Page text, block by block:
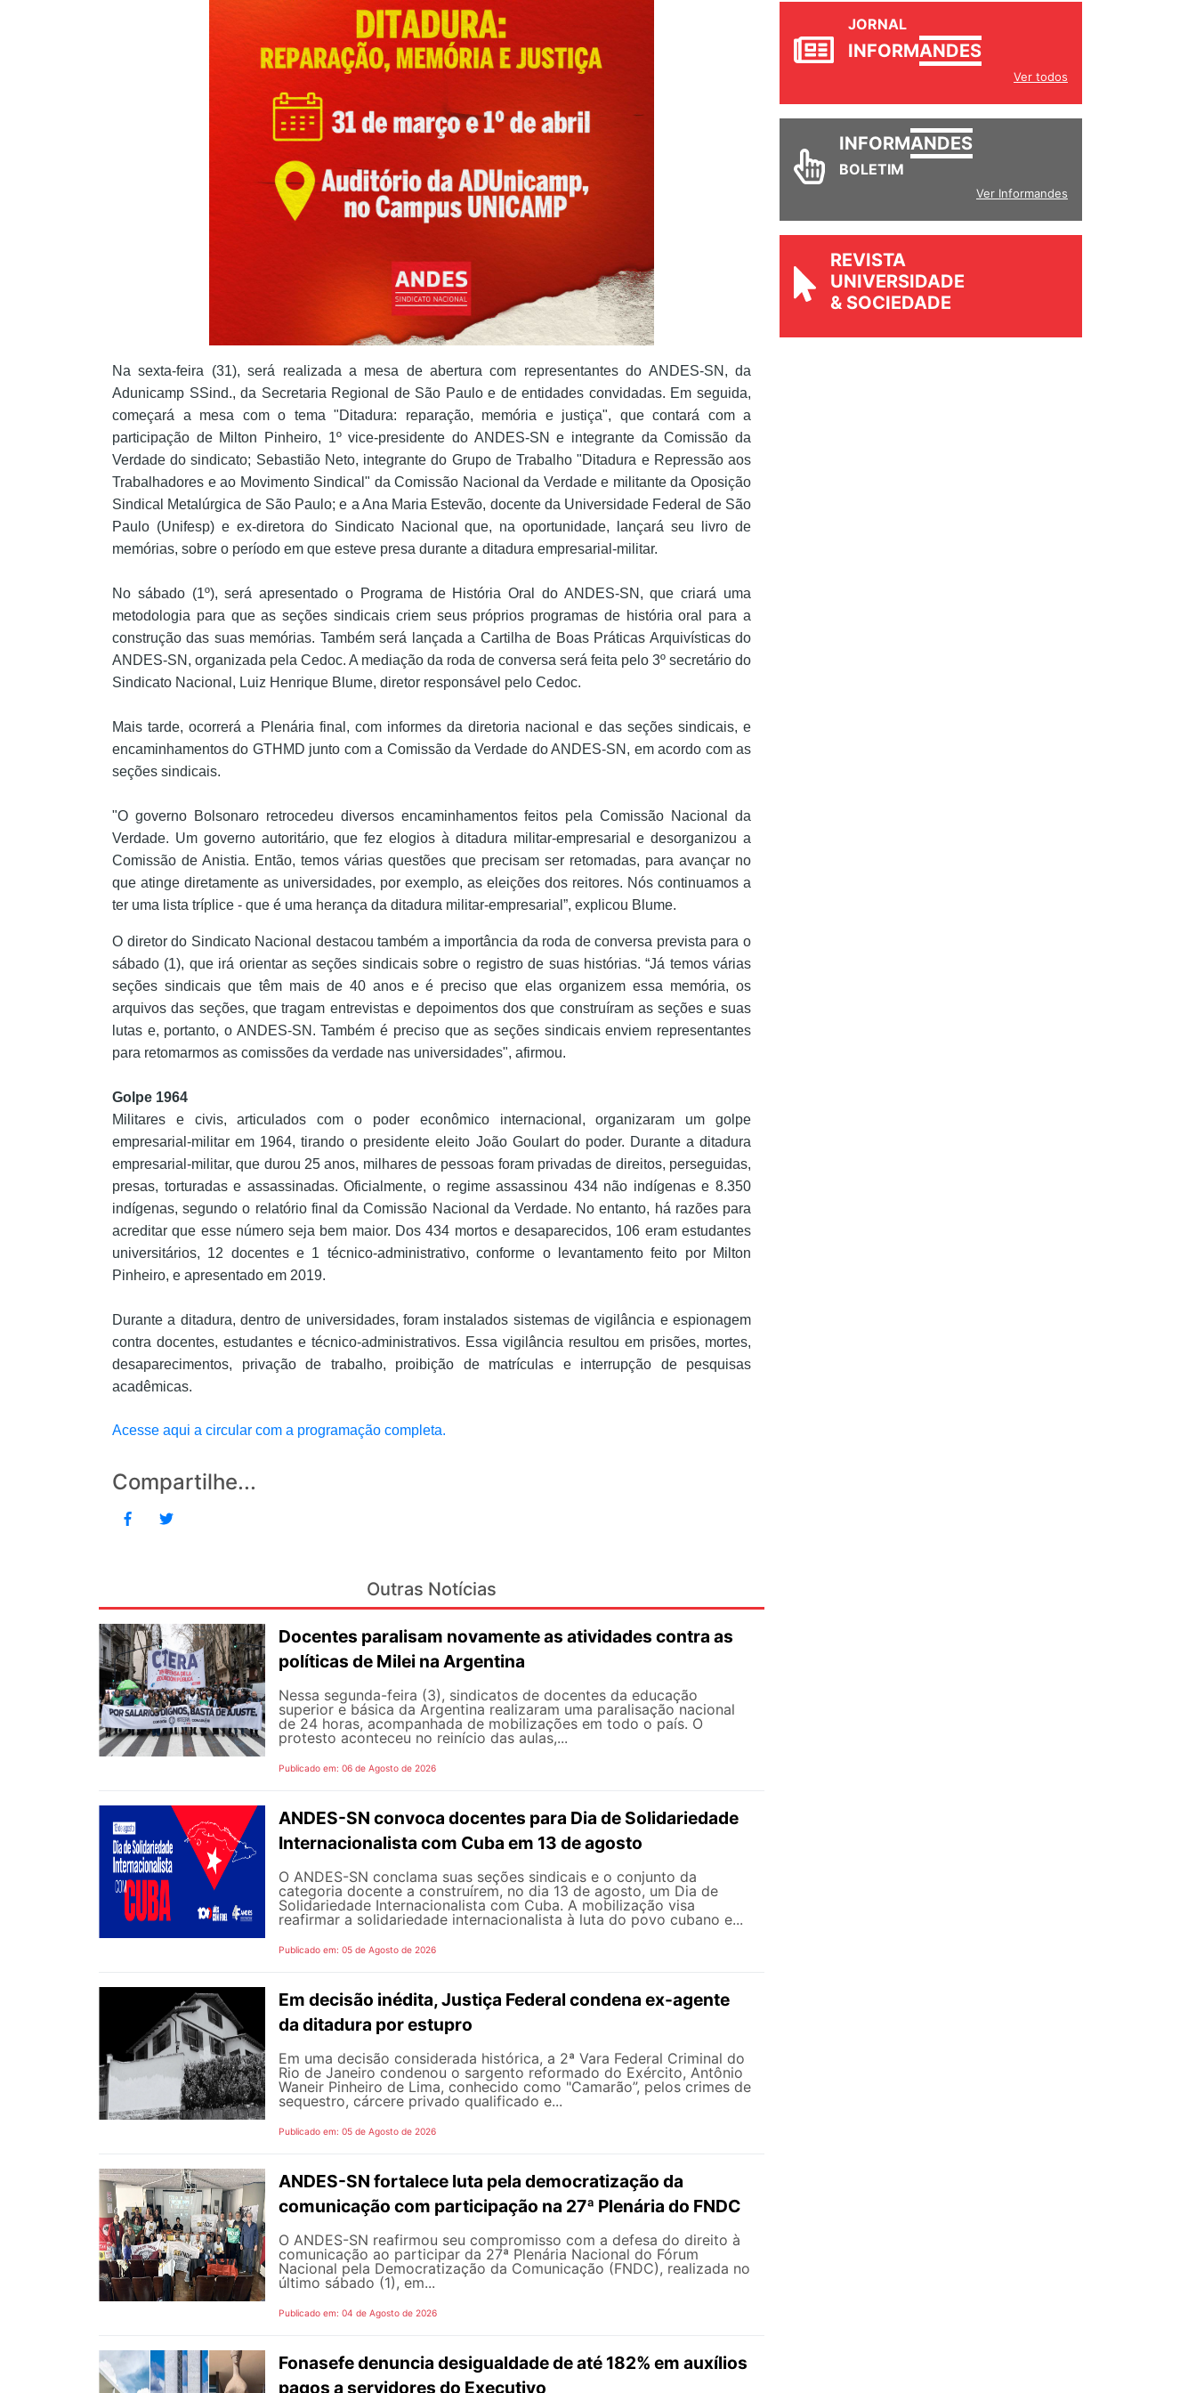
Na sexta-feira (31), será realizada a mesa de abertura com representantes do ANDES-SN, da
Adunicamp SSind., da Secretaria Regional de São Paulo e de entidades convidadas. Em seguida,
começará a mesa com o tema "Ditadura: reparação, memória e justiça", que contará com a
participação de Milton Pinheiro, 1º vice-presidente do ANDES-SN e integrante da Comissão da
Verdade do sindicato; Sebastião Neto, integrante do Grupo de Trabalho "Ditadura e Repressão aos
Trabalhadores e ao Movimento Sindical" da Comissão Nacional da Verdade e militante da Oposição
Sindical Metalúrgica de São Paulo; e a Ana Maria Estevão, docente da Universidade Federal de São
Paulo (Unifesp) e ex-diretora do Sindicato Nacional que, na oportunidade, lançará seu livro de
memórias, sobre o período em que esteve presa durante a ditadura empresarial-militar.
No sábado (1º), será apresentado o Programa de História Oral do ANDES-SN, que criará uma
metodologia para que as seções sindicais criem seus próprios programas de história oral para a
construção das suas memórias. Também será lançada a Cartilha de Boas Práticas Arquivísticas do
ANDES-SN, organizada pela Cedoc. A mediação da roda de conversa será feita pelo 3º secretário do
Sindicato Nacional, Luiz Henrique Blume, diretor responsável pelo Cedoc.
Mais tarde, ocorrerá a Plenária final, com informes da diretoria nacional e das seções sindicais, e
encaminhamentos do GTHMD junto com a Comissão da Verdade do ANDES-SN, em acordo com as
seções sindicais.
"O governo Bolsonaro retrocedeu diversos encaminhamentos feitos pela Comissão Nacional da
Verdade. Um governo autoritário, que fez elogios à ditadura militar-empresarial e desorganizou a
Comissão de Anistia. Então, temos várias questões que precisam ser retomadas, para avançar no
que atinge diretamente as universidades, por exemplo, as eleições dos reitores. Nós continuamos a
ter uma lista tríplice - que é uma herança da ditadura militar-empresarial”, explicou Blume.
O diretor do Sindicato Nacional destacou também a importância da roda de conversa prevista para o
sábado (1), que irá orientar as seções sindicais sobre o registro de suas histórias. “Já temos várias
seções sindicais que têm mais de 40 anos e é preciso que elas organizem essa memória, os
arquivos das seções, que tragam entrevistas e depoimentos dos que construíram as seções e suas
lutas e, portanto, o ANDES-SN. Também é preciso que as seções sindicais enviem representantes
para retomarmos as comissões da verdade nas universidades", afirmou.
Golpe 1964
Militares e civis, articulados com o poder econômico internacional, organizaram um golpe
empresarial-militar em 1964, tirando o presidente eleito João Goulart do poder. Durante a ditadura
empresarial-militar, que durou 25 anos, milhares de pessoas foram privadas de direitos, perseguidas,
presas, torturadas e assassinadas. Oficialmente, o regime assassinou 434 não indígenas e 8.350
indígenas, segundo o relatório final da Comissão Nacional da Verdade. No entanto, há razões para
acreditar que esse número seja bem maior. Dos 434 mortos e desaparecidos, 106 eram estudantes
universitários, 12 docentes e 1 técnico-administrativo, conforme o levantamento feito por Milton
Pinheiro, e apresentado em 2019.
Durante a ditadura, dentro de universidades, foram instalados sistemas de vigilância e espionagem
contra docentes, estudantes e técnico-administrativos. Essa vigilância resultou em prisões, mortes,
desaparecimentos, privação de trabalho, proibição de matrículas e interrupção de pesquisas
acadêmicas.
Acesse aqui a circular com a programação completa.
Compartilhe...
Outras Notícias
Docentes paralisam novamente as atividades contra as
políticas de Milei na Argentina
Nessa segunda-feira (3), sindicatos de docentes da educação
superior e básica da Argentina realizaram uma paralisação nacional
de 24 horas, acompanhada de mobilizações em todo o país. O
protesto aconteceu no reinício das aulas,...
Publicado em: 06 de Agosto de 2026
ANDES-SN convoca docentes para Dia de Solidariedade
Internacionalista com Cuba em 13 de agosto
O ANDES-SN conclama suas seções sindicais e o conjunto da
categoria docente a construírem, no dia 13 de agosto, um Dia de
Solidariedade Internacionalista com Cuba. A mobilização visa
reafirmar a solidariedade internacionalista à luta do povo cubano e...
Publicado em: 05 de Agosto de 2026
Em decisão inédita, Justiça Federal condena ex-agente
da ditadura por estupro
Em uma decisão considerada histórica, a 2ª Vara Federal Criminal do
Rio de Janeiro condenou o sargento reformado do Exército, Antônio
Waneir Pinheiro de Lima, conhecido como "Camarão”, pelos crimes de
sequestro, cárcere privado qualificado e...
Publicado em: 05 de Agosto de 2026
ANDES-SN fortalece luta pela democratização da
comunicação com participação na 27ª Plenária do FNDC
O ANDES-SN reafirmou seu compromisso com a defesa do direito à
comunicação ao participar da 27ª Plenária Nacional do Fórum
Nacional pela Democratização da Comunicação (FNDC), realizada no
último sábado (1), em...
Publicado em: 04 de Agosto de 2026
Fonasefe denuncia desigualdade de até 182% em auxílios
pagos a servidores do Executivo
JORNAL
Ver todos
INFORM
Ver Informandes
REVISTA
UNIVERSIDADE